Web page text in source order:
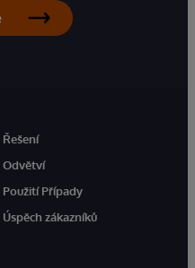
Řešení
Odvětví
Použití Případy
Úspěch zákazníků